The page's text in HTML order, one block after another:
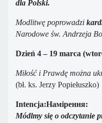
dla Polski.
Modlitwę poprowadzi
Narodowe św. Andrzeja
Dzień 4 – 19 marca
Miłość i Prawdę można
(bł. ks. Jerzy Popiełuszko)
Intencja:Намірення:
Módlmy się o odczytanie